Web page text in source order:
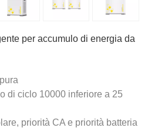
per accumulo di energia da
di ciclo 10000 inferiore a 25
priorità CA e priorità batteria